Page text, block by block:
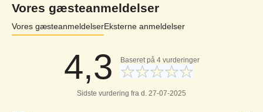
Vores gæsteanmeldelser
Vores gæsteanmeldelserEksterne anmeldelser
4,3 Baseret på 4 vurderinger
Sidste vurdering fra d. 27-07-2025